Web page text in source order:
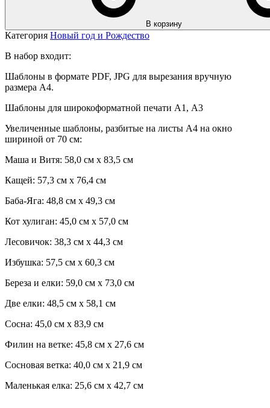
В корзину
Категория Новый год и Рождество
В набор входит:
Шаблоны в формате PDF, JPG для вырезания вручную
размера А4.
Шаблоны для широкоформатной печати А1, А3
Увеличенные шаблоны, разбитые на листы А4 на окно
шириной от 70 см:
Маша и Витя: 58,0 см х 83,5 см
Кащей: 57,3 см х 76,4 см
Баба-Яга: 48,8 см х 49,3 см
Кот хулиган: 45,0 см х 57,0 см
Лесовичок: 38,3 см х 44,3 см
Избушка: 57,5 см х 60,3 см
Береза и елки: 59,0 см х 73,0 см
Две елки: 48,5 см х 58,1 см
Сосна: 45,0 см х 83,9 см
Филин на ветке: 45,8 см х 27,6 см
Сосновая ветка: 40,0 см х 21,9 см
Маленькая елка: 25,6 см х 42,7 см